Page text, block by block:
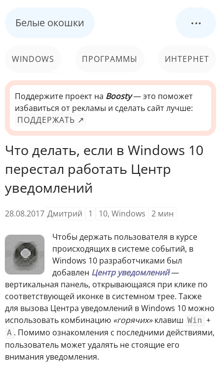
Белые окошки ...
WINDOWS ПРОГРАММЫ ИНТЕРНЕТ
КОМПЬЮТЕР
СИСТЕМА
Поддержите проект на Boosty— это поможет
избавиться от рекламы и сделать сайт лучше:
ПОДДЕРЖАТЬ ↗
Что делать, если в Windows 10
перестал работать Центр
уведомлений
28.08.2017 Дмитрий 1 10, Windows 2 мин
Чтобы держать пользователя в курсе
происходящих в системе событий, в
Windows 10 разработчиками был
добавлен Центр уведомлений—
вертикальная панель, открывающаяся при клике по
соответствующей иконке в системном трее. Также
для вызова Центра уведомлений в Windows 10 можно
использовать комбинацию «горячих»клавиш Win +
A . Помимо ознакомления с последними действиями,
пользователь может удалять не стоящие его
внимания уведомления.